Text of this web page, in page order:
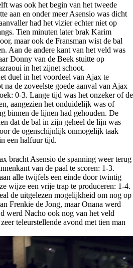
was ook het begin van het tweede
aan en onder meer Asensio was dicht
had het vizier echter niet op
Tien minuten later brak Karim
maar ook de Fransman wist de bal
Aan de andere kant van het veld was
Donny van de Beek stuitte op
in het zijnet schoot.
duel in het voordeel van Ajax te
na de zoveelste goede aanval van Ajax
0-3. Lange tijd was het onzeker of de
aangezien het onduidelijk was of
binnen de lijnen had gehouden. De
dat de bal in zijn geheel de lijn was
de ogenschijnlijk onmogelijk taak
een halfuur tijd.
bracht Asensio de spanning weer terug
van de paal te scoren: 1-3.
alle twijfels een einde door twintig
wijze een vrije trap te produceren: 1-4.
de uitgelezen mogelijkheid om nog op
Frenkie de Jong, maar Onana werd
werd Nacho ook nog van het veld
teleurstellende avond met tien man